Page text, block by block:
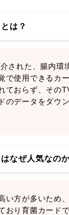
は？
された、腸内環
で使用できるカ
ておらず、その
のデータをダウ
なぜ人気なの
い方が多いため
おり育菌カード